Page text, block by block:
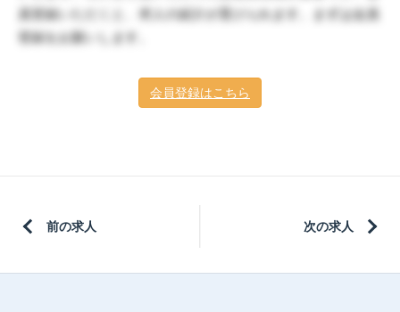
員登録いただくと、求人の紹介が受けられます。まずは会員
登録をお願いします。
会員登録はこちら
前の求人 次の求人